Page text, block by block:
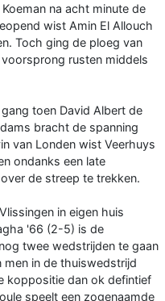
na acht minute de
wist Amin El Allouch
Toch ging de ploeg van
rusten middels
toen David Albert de
bracht de spanning
van Londen wist Veerhuys
ondanks een late
de streep te trekken.
in eigen huis
'66 (2-5) is de
twee wedstrijden te gaan
men in de thuiswedstrijd
koppositie dan ok defintief
speelt een zogenaamde